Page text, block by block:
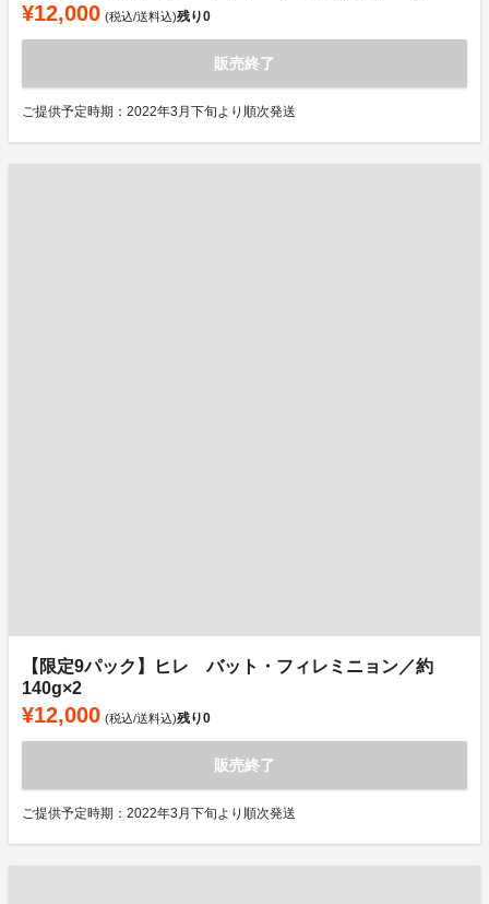
¥12,000 (税込/送料込)残り0
販売終了
ご提供予定時期：2022年3月下旬より順次発送
【限定9パック】ヒレ バット・フィレミニョン／約
140g×2
¥12,000 (税込/送料込)残り0
販売終了
ご提供予定時期：2022年3月下旬より順次発送